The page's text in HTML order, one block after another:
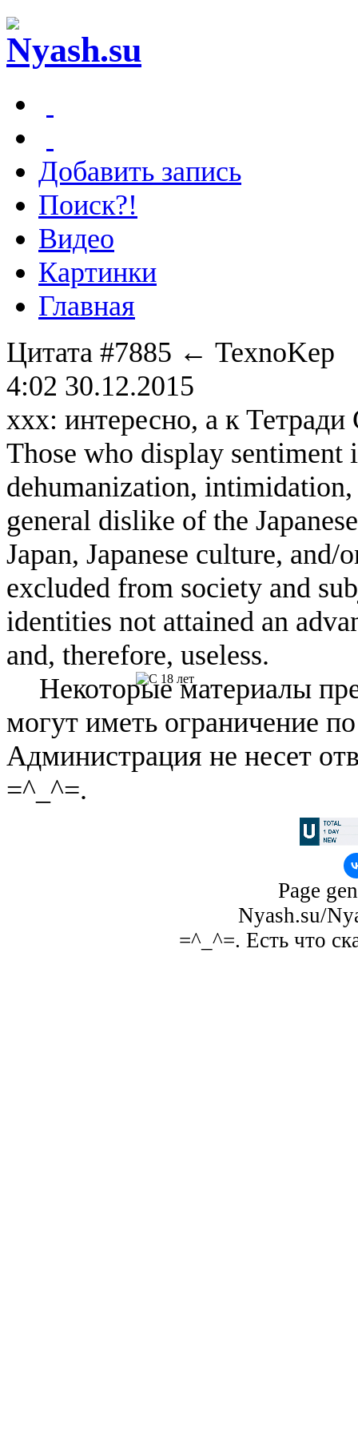
Добавить запись
Поиск?!
Видео
Картинки
Главная
Цитата #7885 ← TexnoKep
4:02 30.12.2015
ххх: интересно, а к
Those who display
dehumanization,
general dislike of the
Japan, Japanese culture, and/
excluded from society and
identities not attained an
and, therefore, useless.
Некоторые материалы
могут иметь ограничение
Администрация не несет
=^_^=.
Page
Nyash.su/
=^_^=. Есть что